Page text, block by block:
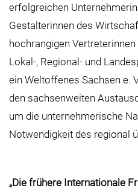
erfolgreichen
Gestalterinnen des
hochrangigen
Lokal-, Regional- und
ein Weltoffenes Sachsen e.
den sachsenweiten
um die unternehmerische
Notwendigkeit des regional
„Die frühere Internationale